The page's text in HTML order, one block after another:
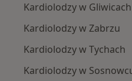
Kardiolodzy w Gliwicach
Kardiolodzy w Zabrzu
Kardiolodzy w Tychach
Kardiolodzy w